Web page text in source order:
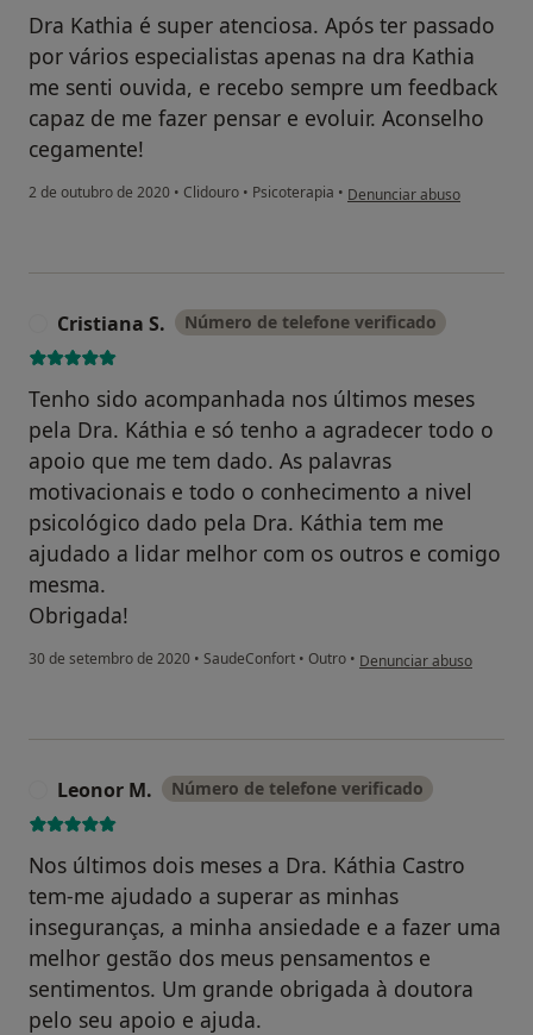
Dra Kathia é super atenciosa. Após ter passado
por vários especialistas apenas na dra Kathia
me senti ouvida, e recebo sempre um feedback
capaz de me fazer pensar e evoluir. Aconselho
cegamente!
2 de outubro de 2020 • Clidouro • Psicoterapia • na opinião do utilizador TL
Denunciar abuso
Cristiana S. Número de telefone verificado
Tenho sido acompanhada nos últimos meses
pela Dra. Káthia e só tenho a agradecer todo o
apoio que me tem dado. As palavras
motivacionais e todo o conhecimento a nivel
psicológico dado pela Dra. Káthia tem me
ajudado a lidar melhor com os outros e comigo
mesma.
Obrigada!
30 de setembro de 2020 • SaudeConfort • Outro • na opinião do utilizador
Denunciar abuso
Leonor M. Número de telefone verificado
Nos últimos dois meses a Dra. Káthia Castro
tem-me ajudado a superar as minhas
inseguranças, a minha ansiedade e a fazer uma
melhor gestão dos meus pensamentos e
sentimentos. Um grande obrigada à doutora
pelo seu apoio e ajuda.